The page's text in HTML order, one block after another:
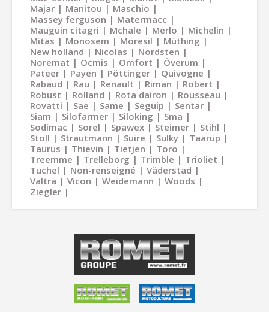
Majar
Manitou
Maschio
Massey ferguson
Matermacc
Mauguin citagri
Mchale Merlo
Michelin
Mitas
Monosem Moresil
Müthing
New holland
Nicolas
Nordsten
Noremat
Ocmis Omfort
Överum
Pateer
Payen Pöttinger
Quivogne
Rabaud
Rau Renault Riman
Robert
Robust
Rolland Rota dairon
Rousseau
Rovatti
Sae Same Seguip
Sentar
Siam
Silofarmer Siloking
Sma
Sodimac
Sorel Spawex Steimer
Stihl
Stoll
Strautmann Suire Sulky
Taarup
Taurus
Thievin Tietjen
Toro
Treemme
Trelleborg Trimble
Trioliet
Tuchel
Non-renseigné
Väderstad
Valtra
Vicon Weidemann
Woods
Ziegler